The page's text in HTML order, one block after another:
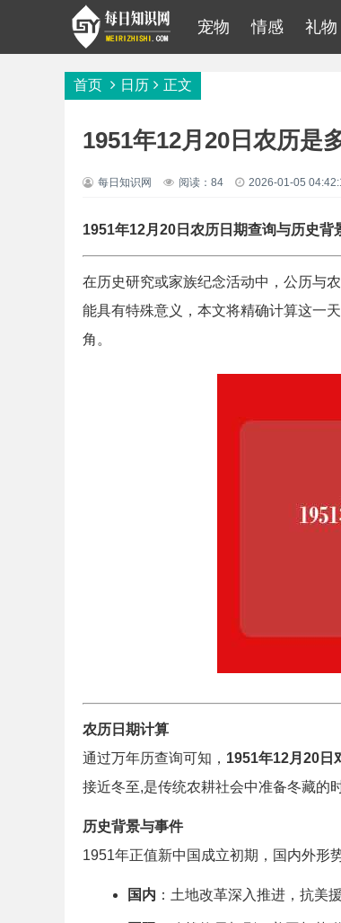
宠物 情感 礼物
首页 日历 正文
1951年12月20日农历是
每日知识网 阅读：84 2026-01-05
1951年12月20日农历日期查询与历史背
在历史研究或家族纪念活动中，公历与
能具有特殊意义，本文将精确计算这一
角。
农历日期计算
通过万年历查询可知， 1951年12月20日
接近冬至,是传统农耕社会中准备冬藏的时
历史背景与事件
1951年正值新中国成立初期，国内外形
国内 ：土地改革深入推进，抗美